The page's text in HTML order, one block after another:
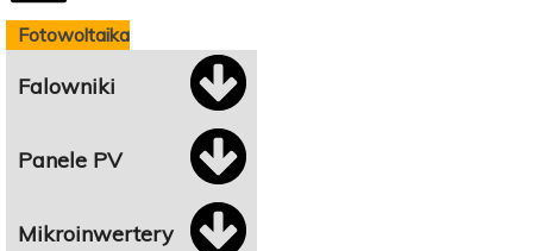
Fotowoltaika
Falowniki
Panele PV
Mikroinwertery